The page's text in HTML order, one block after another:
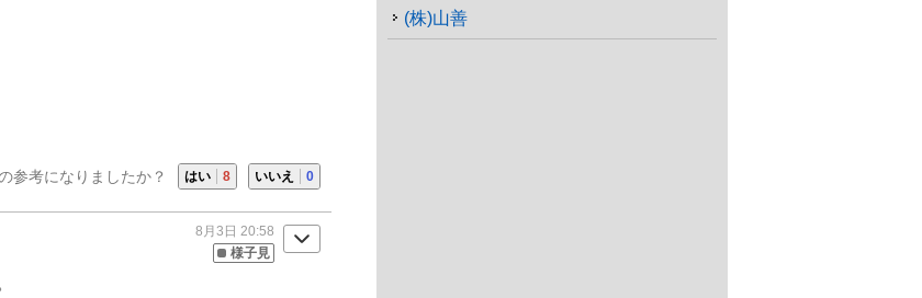
参考になりましたか？ はい 8 いいえ 0
様子見
8月3日 20:58
(株)山善